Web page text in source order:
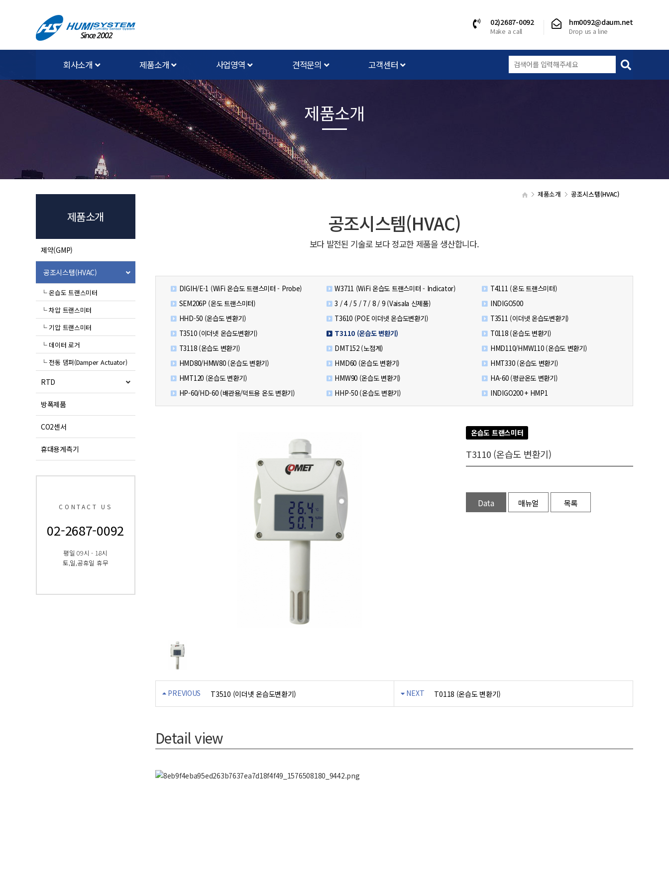
02)2687-0092
Make a call
hm0092@daum.net
Drop us a line
회사소개 제품소개 사업영역 견적문의 고객센터
제품소개 공조시스템(HVAC)
제품소개
제품소개
제약(GMP)
공조시스템(HVAC)
└ 온습도 트랜스미터
└ 차압 트랜스미터
└ 기압 트랜스미터
└ 데이터 로거
└ 전동 댐퍼(Damper Actuator)
RTD
방폭제품
CO2센서
휴대용계측기
CONTACT US
02-2687-0092
평일 09시 - 18시
토,일,공휴일 휴무
공조시스템(HVAC)
보다 발전된 기술로 보다 정교한 제품을 생산합니다.
DIGIH/E-1 (WiFi 온습도 트랜스미터 - Probe) W3711 (WiFi 온습도 트랜스미터 - Indicator)
T4111 (온도 트랜스미터)
SEM206P (온도 트랜스미터)
3 / 4 / 5 / 7 / 8 / 9 (Vaisala 신제품)
INDIGO500
HHD-50 (온습도 변환기)
T3610 (POE 이더넷 온습도변환기)
T3511 (이더넷 온습도변환기)
T3510 (이더넷 온습도변환기)
T3110 (온습도 변환기)
T0118 (온습도 변환기)
T3118 (온습도 변환기)
DMT152 (노점계)
HMD110/HMW110 (온습도 변환기)
HMD80/HMW80 (온습도 변환기)
HMD60 (온습도 변환기)
HMT330 (온습도 변환기)
HMT120 (온습도 변환기)
HMW90 (온습도 변환기)
HA-60 (평균온도 변환기)
HP-60/HD-60 (배관용/덕트용 온도 변환기)
HHP-50 (온습도 변환기) INDIGO200 + HMP1
온습도 트랜스미터
T3110 (온습도 변환기)
Data
매뉴얼 목록
PREVIOUS T3510 (이더넷 온습도변환기) NEXT T0118 (온습도 변환기)
Detail view